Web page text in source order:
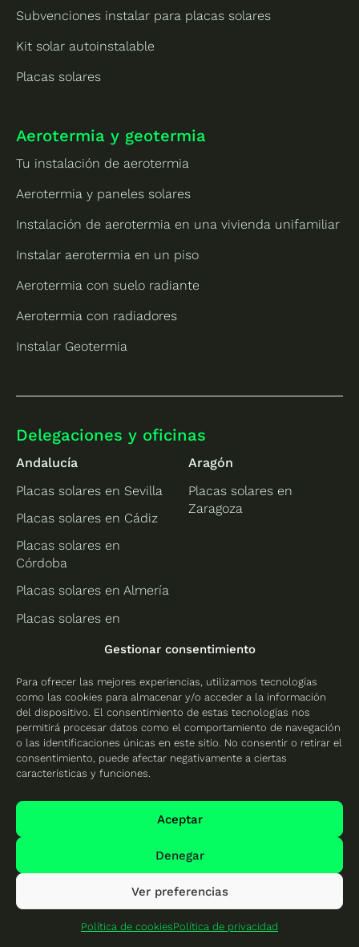
Gestionar consentimiento
Para ofrecer las mejores experiencias, utilizamos tecnologías
como las cookies para almacenar y/o acceder a la información
del dispositivo. El consentimiento de estas tecnologías nos
permitirá procesar datos como el comportamiento de navegación
o las identificaciones únicas en este sitio. No consentir o retirar el
consentimiento, puede afectar negativamente a ciertas
características y funciones.
Aceptar
Denegar
Ver preferencias
Política de cookiesPolítica de privacidad
Subvenciones instalar para placas solares
Kit solar autoinstalable
Placas solares
Aerotermia y geotermia
Tu instalación de aerotermia
Aerotermia y paneles solares
Instalación de aerotermia en una vivienda unifamiliar
Instalar aerotermia en un piso
Aerotermia con suelo radiante
Aerotermia con radiadores
Instalar Geotermia
Delegaciones y oficinas
Andalucía
Placas solares en Sevilla
Placas solares en Cádiz
Placas solares en
Córdoba
Placas solares en Almería
Placas solares en
Placas solares en Jaén
Placas solares en Málaga
Aragón
Placas solares en
Zaragoza
Asturias
Placas solares en
Asturias
Islas Baleares
Mallorca
Tenerife
Cantabria
Placas solares en
Cantabria
Placas solares en